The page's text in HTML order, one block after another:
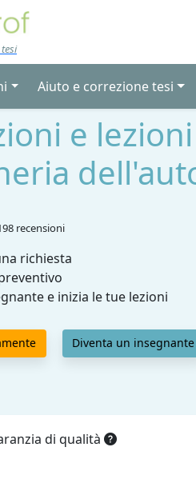
Aiuto e correzione tesi
e
recensioni
richiesta
e inizia le tue lezioni
Diventa un insegnante
di qualità